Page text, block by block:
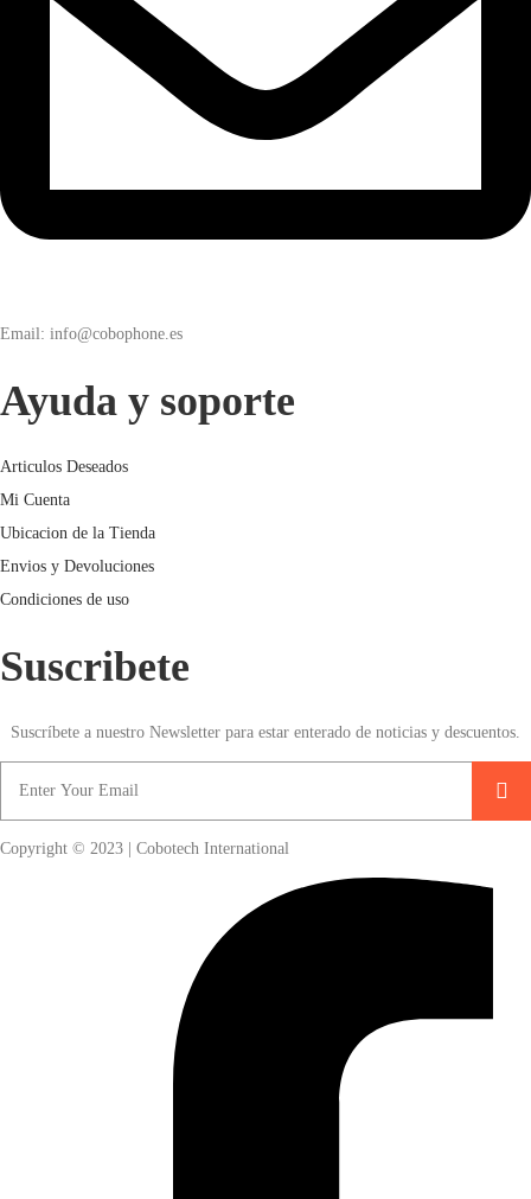
Email: info@cobophone.es
Ayuda y soporte
Articulos Deseados
Mi Cuenta
Ubicacion de la Tienda
Envios y Devoluciones
Condiciones de uso
Suscribete
Suscríbete a nuestro Newsletter para estar enterado de noticias y descuentos.
Copyright © 2023 | Cobotech International